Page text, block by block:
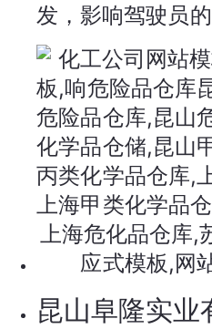
发，影响驾驶员的
昆山阜隆实业